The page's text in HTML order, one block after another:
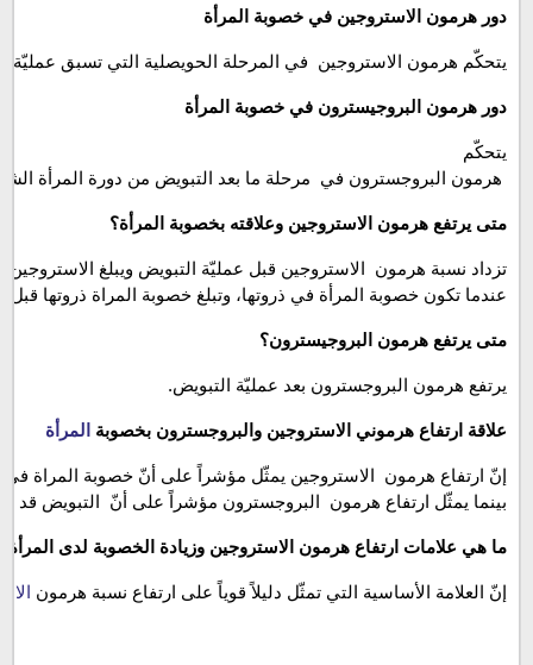
دور هرمون الاستروجين في خصوبة المرأة
يتحكّم هرمون الاستروجين  في المرحلة الحويصلية التي تسبق عمليّة
دور هرمون البروجيسترون في خصوبة المرأة
يتحكّم
هرمون البروجسترون في  مرحلة ما بعد التبويض من دورة المرأة
متى يرتفع هرمون الاستروجين وعلاقته بخصوبة المرأة؟
تزداد نسبة هرمون  الاستروجين قبل عمليّة التبويض ويبلغ الاستروجين
عندما تكون خصوبة المرأة في ذروتها، وتبلغ خصوبة المراة ذروتها
متى يرتفع هرمون البروجيسترون؟
يرتفع هرمون البروجسترون بعد عمليّة التبويض.
علاقة ارتفاع هرموني الاستروجين والبروجسترون بخصوبة المرأة
إنّ ارتفاع هرمون  الاستروجين يمثّل مؤشراً على أنّ خصوبة المراة في
بينما يمثّل ارتفاع هرمون  البروجسترون مؤشراً على أنّ  التبويض
ما هي علامات ارتفاع هرمون الاستروجين وزيادة الخصوبة لدى المرأة؟
إنّ العلامة الأساسية التي تمثّل دليلاً قوياً على ارتفاع نسبة هرمون